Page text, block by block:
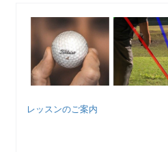
レッスンのご案内